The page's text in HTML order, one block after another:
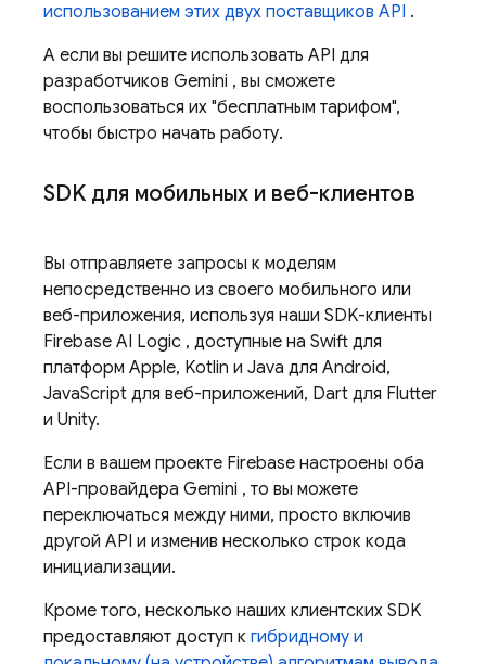
использованием этих двух поставщиков API .
А если вы решите использовать API для
разработчиков Gemini , вы сможете
воспользоваться их "бесплатным тарифом",
чтобы быстро начать работу.
SDK для мобильных и веб-клиентов
Вы отправляете запросы к моделям
непосредственно из своего мобильного или
веб-приложения, используя наши SDK-клиенты
Firebase AI Logic , доступные на Swift для
платформ Apple, Kotlin и Java для Android,
JavaScript для веб-приложений, Dart для Flutter
и Unity.
Если в вашем проекте Firebase настроены оба
API-провайдера Gemini , то вы можете
переключаться между ними, просто включив
другой API и изменив несколько строк кода
инициализации.
Кроме того, несколько наших клиентских SDK
предоставляют доступ к гибридному и